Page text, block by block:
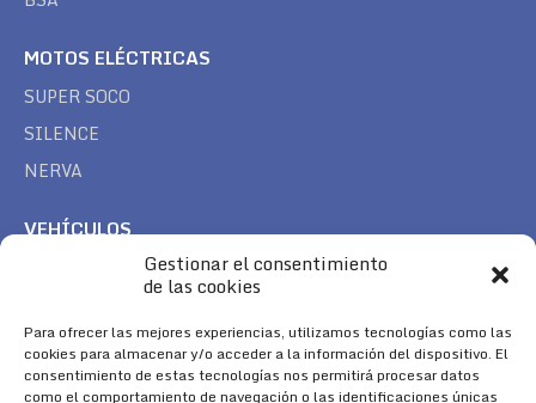
Gestionar el consentimiento
de las cookies
Para ofrecer las mejores experiencias, utilizamos tecnologías como las
cookies para almacenar y/o acceder a la información del dispositivo. El
consentimiento de estas tecnologías nos permitirá procesar datos
como el comportamiento de navegación o las identificaciones únicas
MOTOS ELÉCTRICAS
SUPER SOCO
SILENCE
NERVA
VEHÍCULOS
TREK
SÍGUENOS